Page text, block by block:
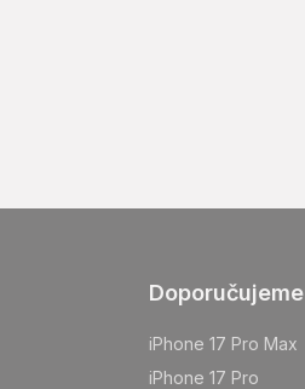
Doporučujeme
iPhone 17 Pro Max
iPhone 17 Pro